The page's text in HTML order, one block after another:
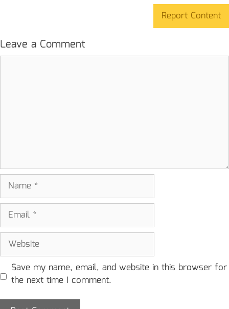
Report Content
Leave a Comment
Name
Email
Website
Save my name, email, and website in this browser for
the next time I comment.